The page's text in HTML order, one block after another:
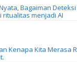
Bagaiman
dari ritualitas menjadi AI
Kenapa Kita Merasa